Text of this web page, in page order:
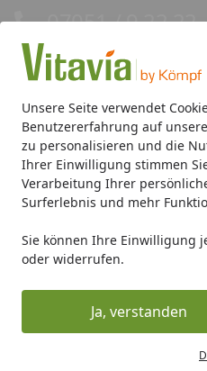
Unsere Seite verwendet
Benutzererfahrung auf
zu personalisieren und die
Ihrer Einwilligung stimmen
Verarbeitung Ihrer
Surferlebnis und mehr
Sie können Ihre Einwilligung
oder widerrufen.
Ja, verstanden
07051 / 9 22 22
Gewächshäuser
Gewächshaus-Zubehör